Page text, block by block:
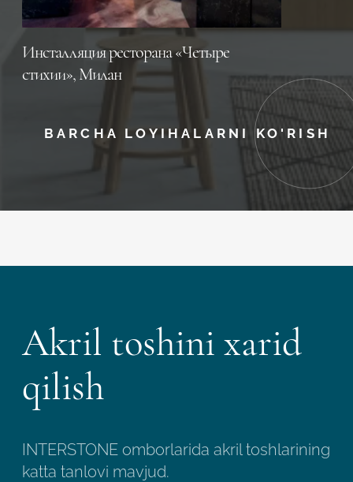
Инсталляция ресторана «Четыре
стихии», Милан
BARCHA LOYIHALARNI KO'RISH
Akril toshini xarid
qilish
INTERSTONE omborlarida akril toshlarining
katta tanlovi mavjud.